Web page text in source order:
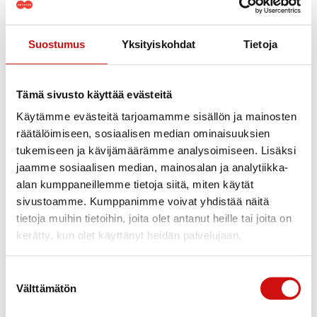
Suostumus Yksityiskohdat Tietoja
Tämä sivusto käyttää evästeitä
Käytämme evästeitä tarjoamamme sisällön ja mainosten
räätälöimiseen, sosiaalisen median ominaisuuksien
tukemiseen ja kävijämäärämme analysoimiseen. Lisäksi
jaamme sosiaalisen median, mainosalan ja analytiikka-
alan kumppaneillemme tietoja siitä, miten käytät
sivustoamme. Kumppanimme voivat yhdistää näitä
tietoja muihin tietoihin, joita olet antanut heille tai joita on
kerätty, kun olet käyttänyt heidän palvelujaan.
valinta
Välttämätön
Hangcha valmistaa laadukkaita trukkeja kilpailukykyiseen
hintaan.
Laadukkaat ja luotettaviksi todetut moottoritoimittajat sekä
Eurooppalaiset komponentit takaavat koneen toimivuuden.
Pitkä takuu varmistaa riskittömän investoinnin.